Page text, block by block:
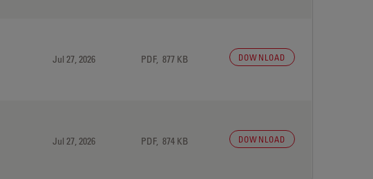
Jul 27, 2026 PDF, 877 KB DOWNLOAD
Jul 27, 2026 PDF, 874 KB DOWNLOAD